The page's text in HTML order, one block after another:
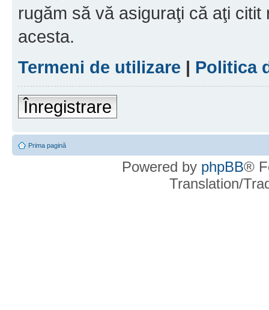
rugăm să vă asiguraţi că aţi
acesta.
Termeni de utilizare | Politica
Înregistrare
Prima pagină
Powered by phpBB®
Translation/